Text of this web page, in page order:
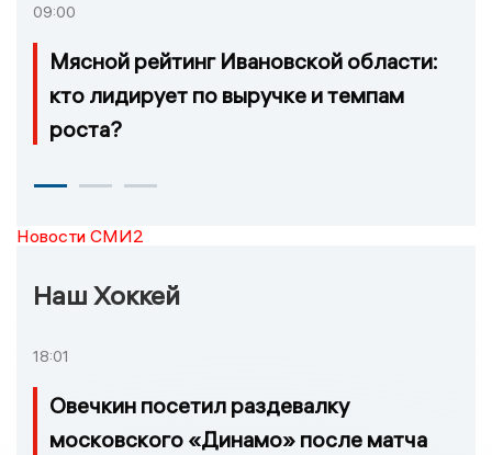
09:00
Мясной рейтинг Ивановской области:
кто лидирует по выручке и темпам
роста?
Новости СМИ2
Наш Хоккей
18:01
Овечкин посетил раздевалку
московского «Динамо» после матча